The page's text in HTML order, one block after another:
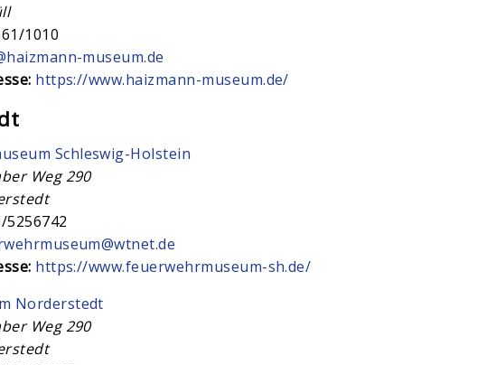
1010
museum.de
https://www.haizmann-museum.de/
Schleswig-Holstein
Weg 290
5256742
https://www.feuerwehrmuseum-sh.de/
Norderstedt
Weg 290